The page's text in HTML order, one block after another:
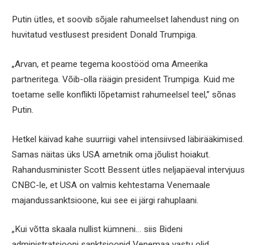
Putin ütles, et soovib sõjale rahumeelset lahendust ning on
huvitatud vestlusest president Donald Trumpiga.
„Arvan, et peame tegema koostööd oma Ameerika
partneritega. Võib-olla räägin president Trumpiga. Kuid me
toetame selle konflikti lõpetamist rahumeelsel teel,” sõnas
Putin.
Hetkel käivad kahe suurriigi vahel intensiivsed läbirääkimised.
Samas näitas üks USA ametnik oma jõulist hoiakut.
Rahandusminister Scott Bessent ütles neljapäeval intervjuus
CNBC-le, et USA on valmis kehtestama Venemaale
majandussanktsioone, kui see ei järgi rahuplaani.
„Kui võtta skaala nullist kümneni… siis Bideni